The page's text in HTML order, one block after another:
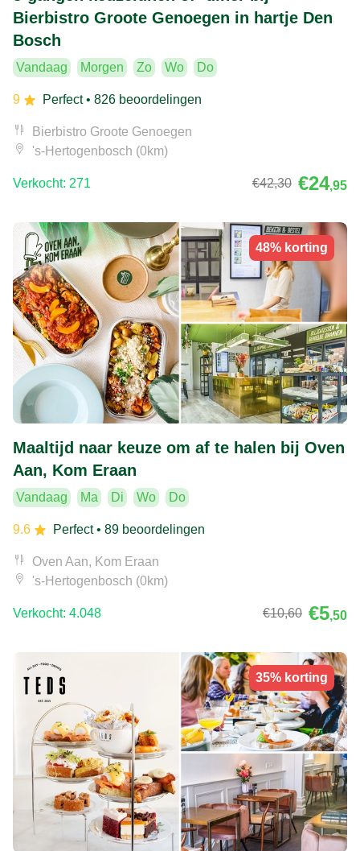
Bierbistro Groote Genoegen in hartje Den
Bosch
Vandaag Morgen Zo Wo Do
9 Perfect• 826 beoordelingen
Bierbistro Groote Genoegen
's-Hertogenbosch (0km)
Verkocht: 271 €42,30 €24,95
48% korting
Maaltijd naar keuze om af te halen bij Oven
Aan, Kom Eraan
Vandaag Ma Di Wo Do
9.6 Perfect• 89 beoordelingen
Oven Aan, Kom Eraan
's-Hertogenbosch (0km)
Verkocht: 4.048 €10,60 €5,50
35% korting